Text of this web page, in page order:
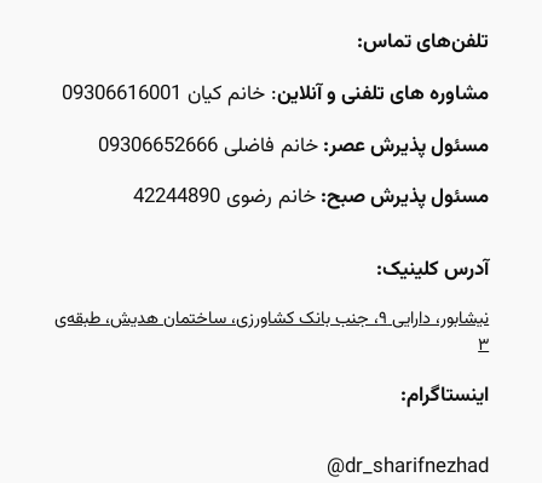
تلفن‌های تماس:
مشاوره های تلفنی و آنلاین: خانم کیان 09306616001
مسئول پذیرش عصر:خانم فاضلی 09306652666
مسئول پذیرش صبح:خانم رضوی 42244890
آدرس کلینیک:
نیشابور، دارایی ۹، جنب بانک کشاورزی، ساختمان هدیش، طبقه‌ی
۳
اینستاگرام:
dr_sharifnezhad@